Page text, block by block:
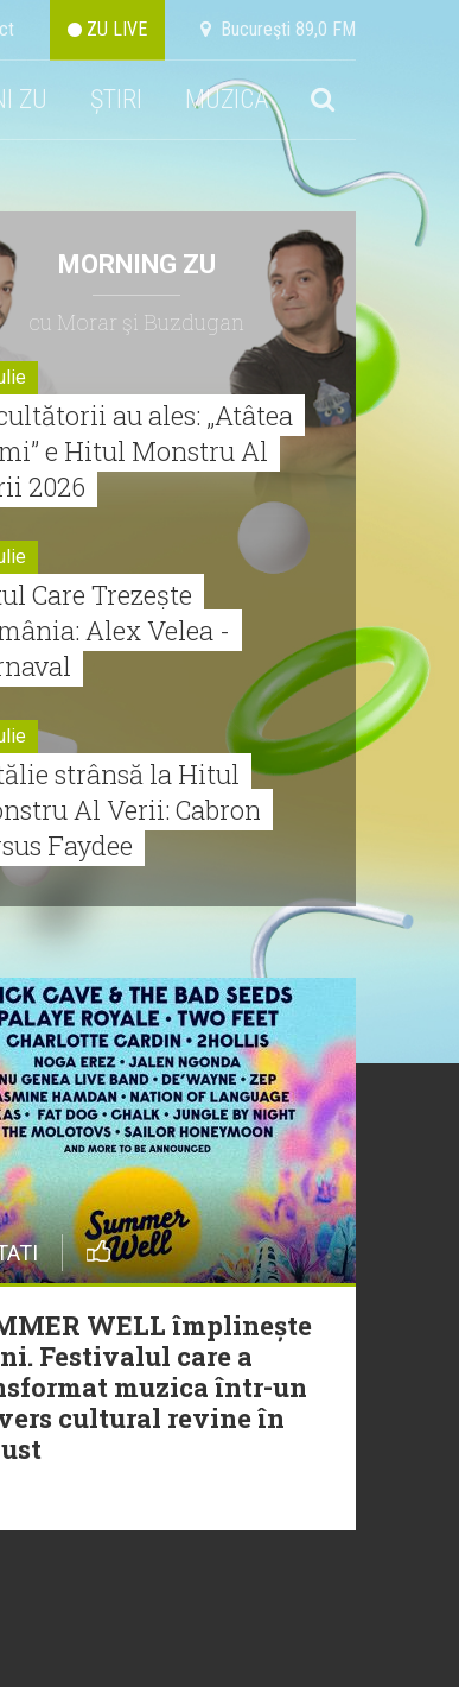
ZU LIVE Bucureşti 89,0 FM
ZU ȘTIRI MUZICA
MORNING ZU
cu Morar şi Buzdugan
au ales: „Atâtea
e Hitul Monstru Al
2026
Care Trezește
Alex Velea -
strânsă la Hitul
Al Verii: Cabron
Faydee
vine cu Hitul
al Verii
nou | Muzica Aia x
Thomson
lui Morar: Theo
- „Ceai lângă tine”
WELL împlinește
Festivalul care a
muzica într-un
cultural revine în